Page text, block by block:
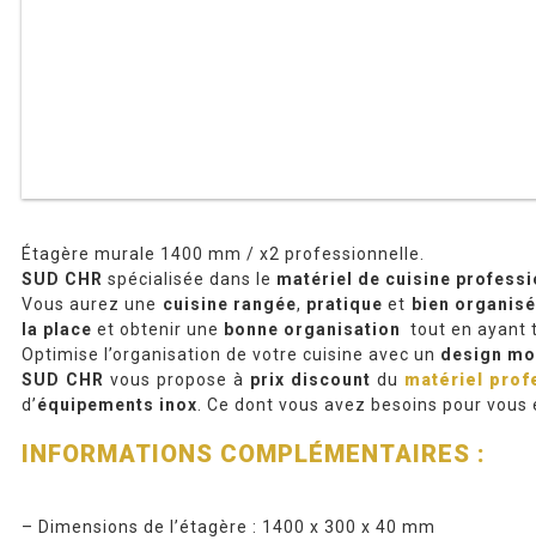
Étagère murale 1400 mm / x2 professionnelle.
SUD CHR spécialisée dans le matériel de cuisine
Vous aurez une cuisine rangée, pratique et bien organisé
la place et obtenir une bonne organisation tout en ayant
Optimise l’organisation de votre cuisine avec un design
SUD CHR vous propose à prix discount du matériel
d’équipements inox . Ce dont vous avez besoins pour
INFORMATIONS COMPLÉMENTAIRES :
– Dimensions de l’étagère : 1400 x 300 x 40 mm